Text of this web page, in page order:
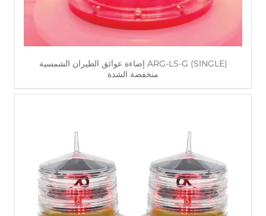
ARG-LS-G (SINGLE) إضاءة عوائق الطيران الشمسية
منخفضة الشدة